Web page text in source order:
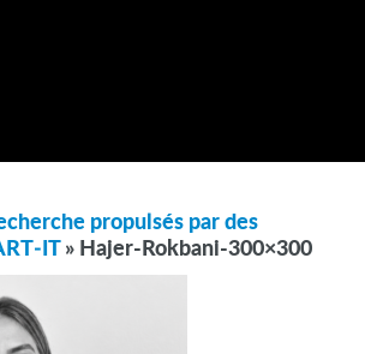
propulsés par des
» Hajer-Rokbani-300×300